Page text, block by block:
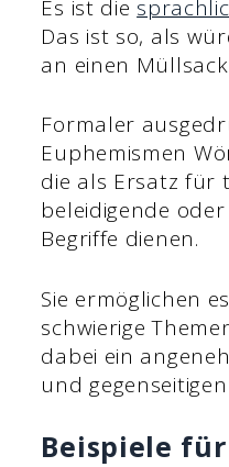
Es ist die
Das ist so, als
an einen
Formaler
Euphemismen
die als Ersatz für
beleidigende
Begriffe dienen.
Sie ermöglichen
schwierige
dabei ein
und
Beispiele